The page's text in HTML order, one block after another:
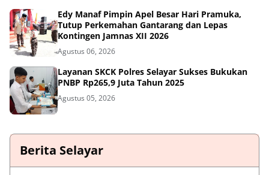
Edy Manaf Pimpin Apel Besar Hari Pramuka,
Tutup Perkemahan Gantarang dan Lepas
Kontingen Jamnas XII 2026
Agustus 06, 2026
Layanan SKCK Polres Selayar Sukses Bukukan
PNBP Rp265,9 Juta Tahun 2025
Agustus 05, 2026
Berita Selayar